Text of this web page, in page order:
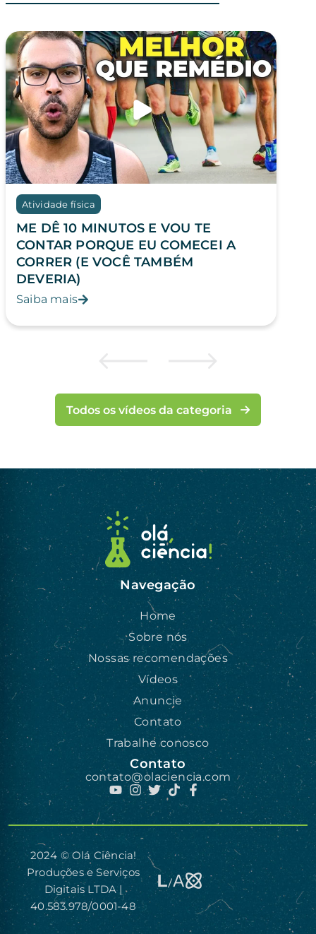
Atividade física
ME DÊ 10 MINUTOS E VOU TE
CONTAR PORQUE EU COMECEI A
CORRER (E VOCÊ TAMBÉM
DEVERIA)
Saiba mais
Todos os vídeos da categoria
Navegação
Home
Sobre nós
Nossas recomendações
Vídeos
Anuncie
Contato
Trabalhe conosco
Contato
contato@olaciencia.com
2024 © Olá Ciência!
Produções e Serviços
Digitais LTDA |
40.583.978/0001-48